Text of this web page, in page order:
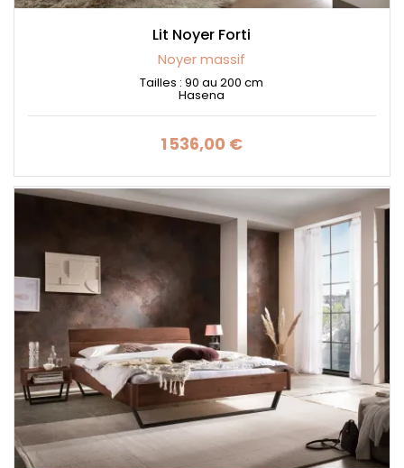
Lit Noyer Forti
Noyer massif
Tailles : 90 au 200 cm
Hasena
Prix
1 536,00 €